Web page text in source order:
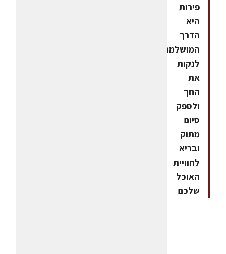
פירות
היא
הדרך
המושלמת
לנקות
את
החך
ולספק
סיום
מתוק
ובריא
לחוויית
האוכל
שלכם